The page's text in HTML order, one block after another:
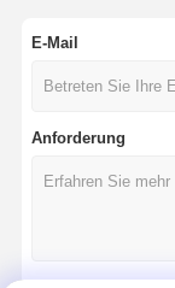
Eis-Bad-Kühler
E-Mail
Anforderung